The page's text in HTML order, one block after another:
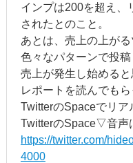
インプは200を超え、
されたとのこと。
あとは、売上の上が
色々なパターンで投
売上が発生し始めると
レポートを読んでも
TwitterのSpaceでリア
TwitterのSpace▽音声
https://twitter.com/
4000